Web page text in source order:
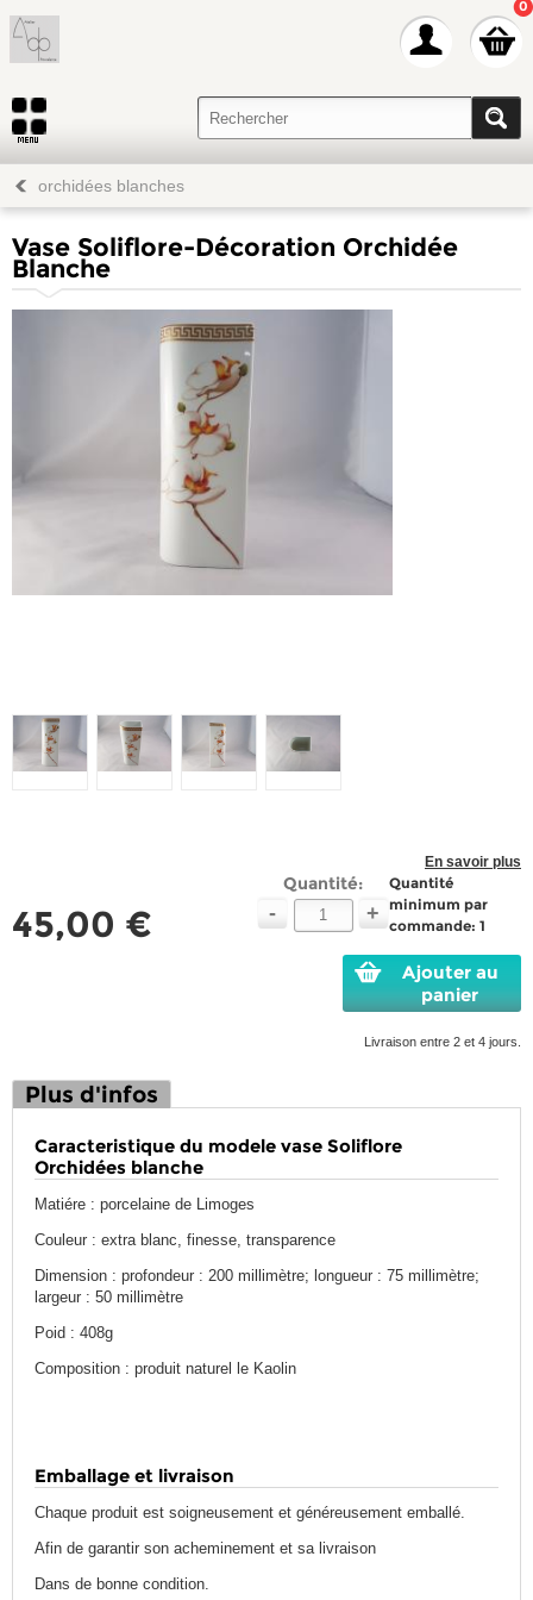
0
orchidées blanches
Vase Soliflore-Décoration Orchidée
Blanche
En savoir plus
45,00 €
Quantité:
- +
Quantité
minimum par
commande: 1
Ajouter au
panier
Livraison entre 2 et 4 jours.
Plus d'infos
Caracteristique du modele vase Soliflore
Orchidées blanche
Matiére : porcelaine de Limoges
Couleur : extra blanc, finesse, transparence
Dimension : profondeur : 200 millimètre; longueur : 75 millimètre;
largeur : 50 millimètre
Poid : 408g
Composition : produit naturel le Kaolin
Emballage et livraison
Chaque produit est soigneusement et généreusement emballé.
Afin de garantir son acheminement et sa livraison
Dans de bonne condition.